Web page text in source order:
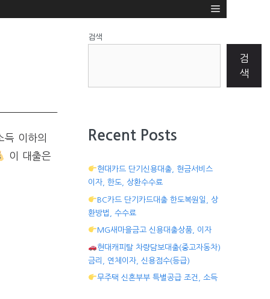
득 이하의
이 대출은
검색
검
색
Recent Posts
현대카드 단기신용대출, 현금서비스
이자, 한도, 상환수수료
BC카드 단기카드대출 한도복원일, 상
환방법, 수수료
MG새마을금고 신용대출상품, 이자
현대캐피탈 차량담보대출(중고자동차)
금리, 연체이자, 신용점수(등급)
무주택 신혼부부 특별공급 조건, 소득